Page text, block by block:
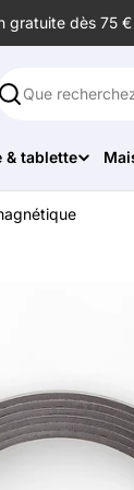
gratuite dès 75 €
Rechercher
& tablette